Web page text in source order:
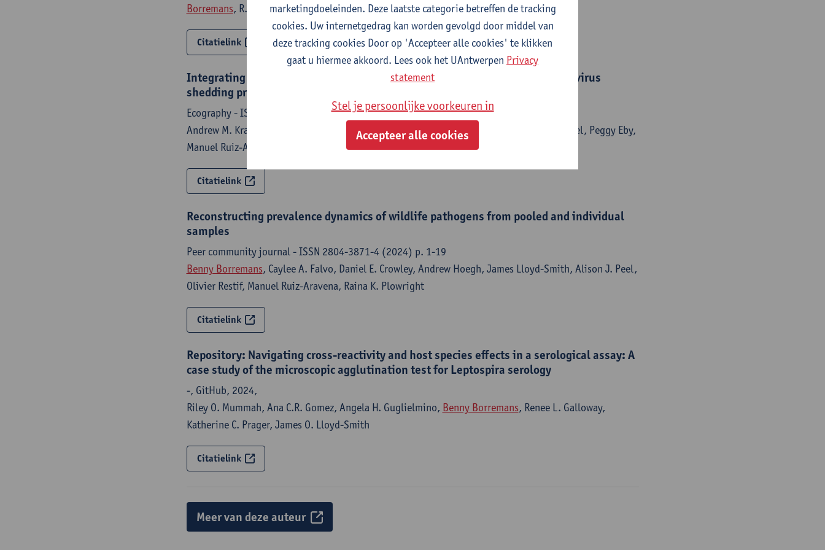
Borremans, R.K. Plowright, B.A. Han
Citatielink
Integrating host condition into spatiotemporal multiscale models improves virus
shedding predictions
Ecography - ISSN 0906-7590-2025:9 (2025) p. 1-13
Andrew M. Kramer, Christina L. Faust, Adrian A. Castellanos, Ilya R. Fischhoff, Alison J. Peel, Peggy Eby,
Manuel Ruiz-Aravena,
Benny Borremans, Raina K. Plowright, Barbara A. Han
Citatielink
Reconstructing prevalence dynamics of wildlife pathogens from pooled and individual
samples
Peer community journal - ISSN 2804-3871-4 (2024) p. 1-19
Benny Borremans, Caylee A. Falvo, Daniel E. Crowley, Andrew Hoegh, James Lloyd-Smith, Alison J. Peel,
Olivier Restif, Manuel Ruiz-Aravena, Raina K. Plowright
Citatielink
Repository: Navigating cross-reactivity and host species effects in a serological assay: A
case study of the microscopic agglutination test for Leptospira serology
-, GitHub, 2024,
Riley O. Mummah, Ana C.R. Gomez, Angela H. Guglielmino, Benny Borremans, Renee L. Galloway,
Katherine C. Prager, James O. Lloyd-Smith
Citatielink
Meer van deze auteur
marketingdoeleinden. Deze laatste categorie betreffen de tracking
cookies. Uw internetgedrag kan worden gevolgd door middel van
deze tracking cookies Door op 'Accepteer alle cookies' te klikken
gaat u hiermee akkoord. Lees ook het UAntwerpen Privacy
statement
Stel je persoonlijke voorkeuren in
Accepteer alle cookies